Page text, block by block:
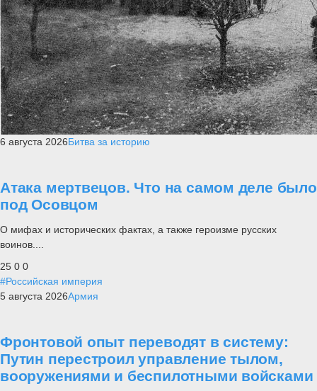
6 августа 2026Битва за историю
Атака мертвецов. Что на самом деле было
под Осовцом
О мифах и исторических фактах, а также героизме русских
воинов....
25 0 0
#Российская империя
5 августа 2026Армия
Фронтовой опыт переводят в систему:
Путин перестроил управление тылом,
вооружениями и беспилотными войсками